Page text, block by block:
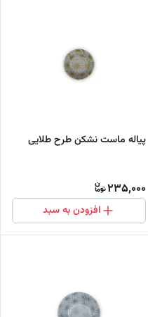
پیاله ماست نشکن طرح طلایی
235,000
افزودن به سبد